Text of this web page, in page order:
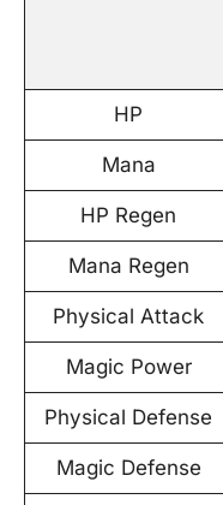
HP
Mana
HP Regen
Mana Regen
Physical Attack
Magic Power
Physical Defense
Magic Defense